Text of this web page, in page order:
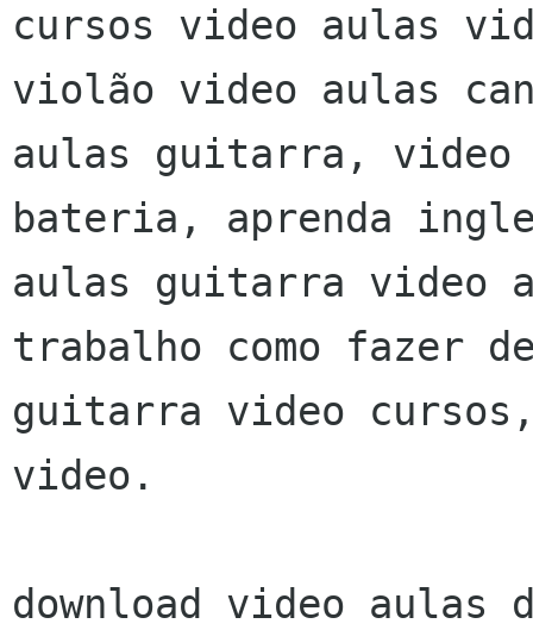
cursos video aulas
violão video aulas
aulas guitarra, video
bateria, aprenda
aulas guitarra video
trabalho como fazer
guitarra video
video.
download video aulas